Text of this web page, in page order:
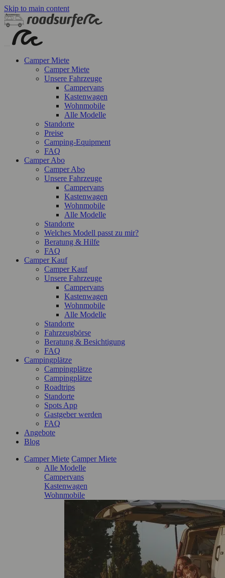
Skip to main content
Camper Miete
Camper Miete
Unsere Fahrzeuge
Campervans
Kastenwagen
Wohnmobile
Alle Modelle
Standorte
Preise
Camping-Equipment
FAQ
Camper Abo
Camper Abo
Unsere Fahrzeuge
Campervans
Kastenwagen
Wohnmobile
Alle Modelle
Standorte
Welches Modell passt zu mir?
Beratung & Hilfe
FAQ
Camper Kauf
Camper Kauf
Unsere Fahrzeuge
Campervans
Kastenwagen
Wohnmobile
Alle Modelle
Standorte
Fahrzeugbörse
Beratung & Besichtigung
FAQ
Campingplätze
Campingplätze
Campingplätze
Roadtrips
Standorte
Spots App
Gastgeber werden
FAQ
Angebote
Blog
Camper Miete Camper Miete
Alle Modelle
Campervans
Kastenwagen
Wohnmobile